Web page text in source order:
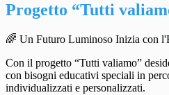
Progetto “Tutti
🌈 Un Futuro Luminoso Inizia con
Con il progetto “Tutti valiamo”
con bisogni educativi speciali in
individualizzati e personalizzati.